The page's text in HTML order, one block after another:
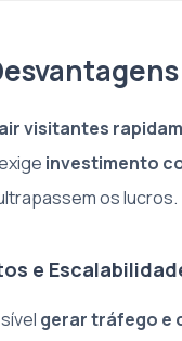
visitantes
investimento
os lucros.
e
gerar tráfego e